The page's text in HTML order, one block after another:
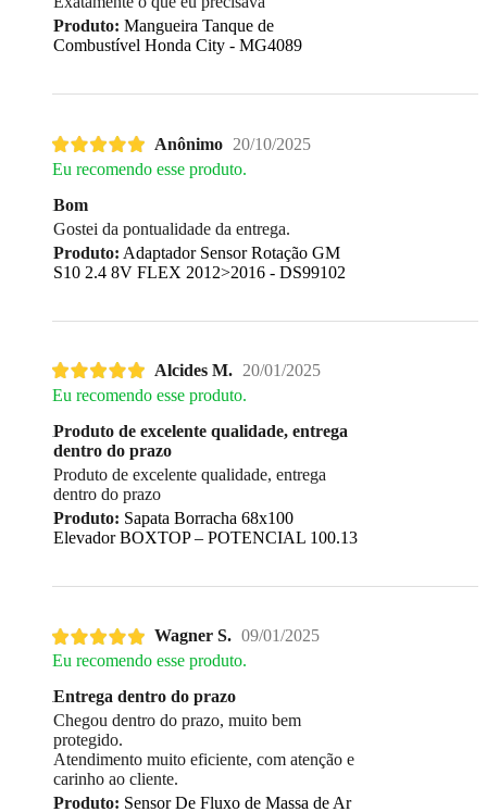
Produto: Mangueira Tanque de
Combustível Honda City - MG4089
Anônimo 20/10/2025
Eu recomendo esse produto.
Bom
Gostei da pontualidade da entrega.
Produto: Adaptador Sensor Rotação GM
S10 2.4 8V FLEX 2012>2016 - DS99102
Alcides M. 20/01/2025
Eu recomendo esse produto.
Produto de excelente qualidade, entrega
dentro do prazo
Produto de excelente qualidade, entrega
dentro do prazo
Produto: Sapata Borracha 68x100
Elevador BOXTOP – POTENCIAL 100.13
Wagner S. 09/01/2025
Eu recomendo esse produto.
Entrega dentro do prazo
Chegou dentro do prazo, muito bem
protegido.
Atendimento muito eficiente, com atenção e
carinho ao cliente.
Produto: Sensor De Fluxo de Massa de Ar